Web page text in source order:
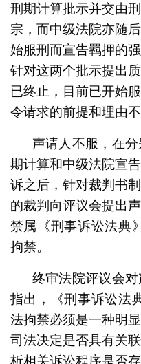
刑期计算批示并交由
宗，而中级法院亦随
始服刑而宣告羁押的
针对这两个批示提出
已终止，目前已开始
令请求的前提和理由不
声请人不服，在
期计算和中级法院宣
诉之后，针对裁判书
的裁判向评议会提出
禁属《刑事诉讼法典
拘禁。
终审法院评议会
指出，《刑事诉讼法
法拘禁必须是一种明
司法决定是否具有关
析相关诉讼程序是否